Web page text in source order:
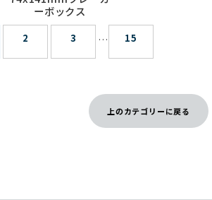
ーボックス
2 3 … 15
上のカテゴリーに戻る